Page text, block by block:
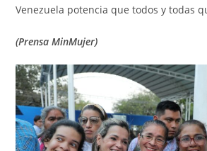
Venezuela potencia que todos y todas
(Prensa MinMujer)